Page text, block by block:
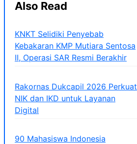
Also Read
KNKT Selidiki Penyebab
Kebakaran KMP Mutiara Sentosa
II, Operasi SAR Resmi Berakhir
Rakornas Dukcapil 2026 Perkuat
NIK dan IKD untuk Layanan
Digital
90 Mahasiswa Indonesia